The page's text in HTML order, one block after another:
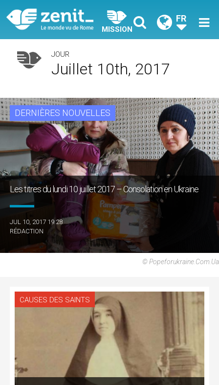
MISSION
FR
JOUR
Juillet 10th, 2017
DERNIÈRES NOUVELLES
Les titres du lundi 10 juillet 2017 – Consolation en Ukraine
JUL 10, 2017 19:28
RÉDACTION
© Popeforukraine.com.ua
CAUSES DES SAINTS